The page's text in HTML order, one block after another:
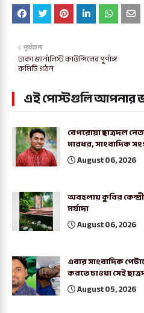
পূর্বতন
ঢাকা জার্নালিস্ট কাউন্সিলের পূর্ণাঙ্গ
কমিটি গঠন
এই পোস্টগুলি আপনার
বেপরোয়া ছাত্রদল
মারধর, সাংবাদিক
August 06, 2026
অবহলায় কুবির
মর্যাদা
August 06, 2026
এবার সাংবাদিক
করতে চাওয়া সেই
August 05, 2026